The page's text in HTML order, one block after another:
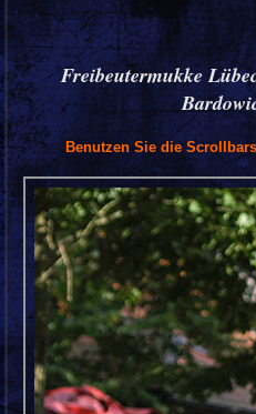
Freibeutermukke
Benutzen Sie die